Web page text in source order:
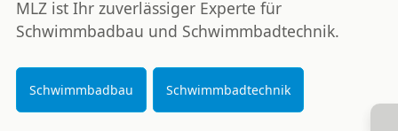
MLZ ist Ihr zuverlässiger Experte für
Schwimmbadbau und Schwimmbadtechnik.
Schwimmbadbau Schwimmbadtechnik